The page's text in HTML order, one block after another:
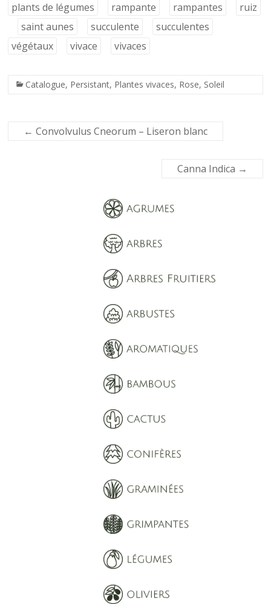
plants de légumes
rampante rampantes
ruiz
saint aunes
succulente
succulentes
végétaux
vivace vivaces
Catalogue, Persistant, Plantes vivaces, Rose, Soleil
← Convolvulus Cneorum – Liseron blanc
Canna Indica →